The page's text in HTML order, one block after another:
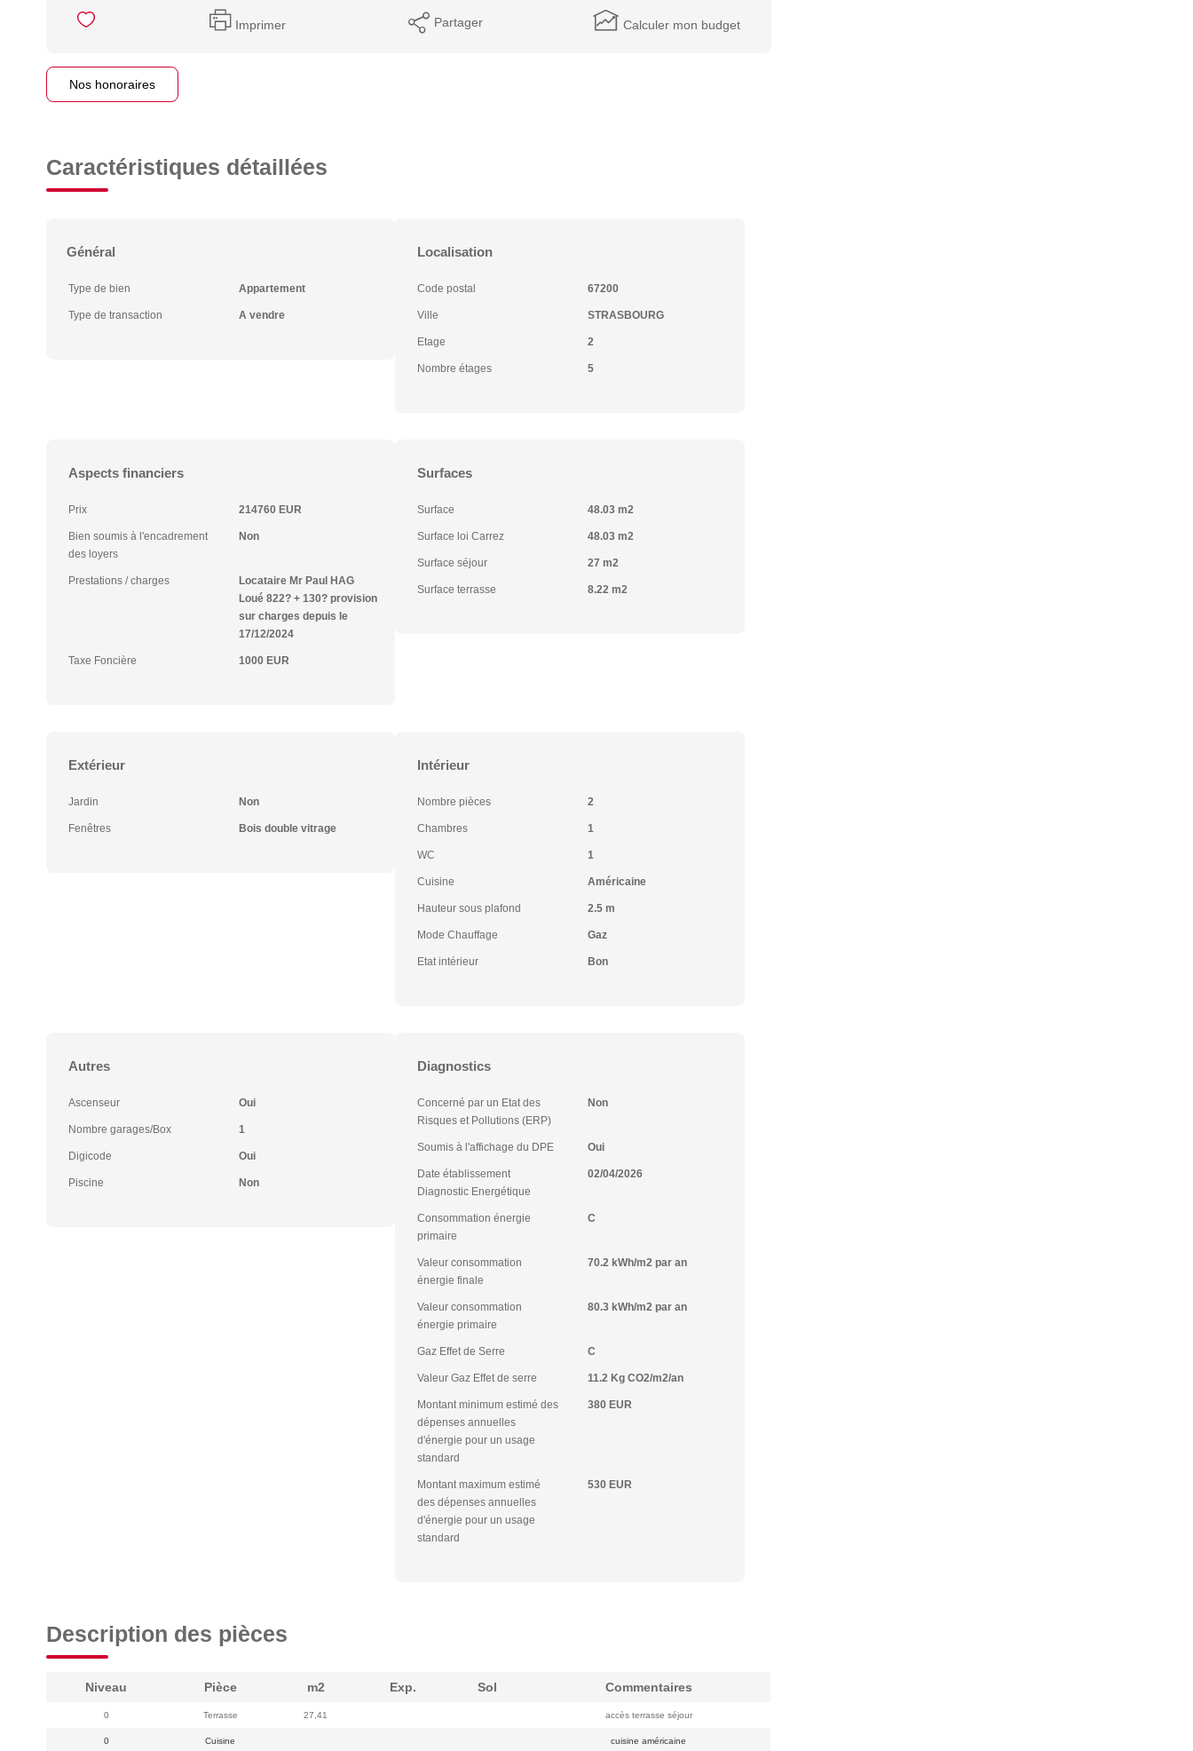
Imprimer Partager Calculer mon budget
Nos honoraires
Caractéristiques détaillées
Général
Type de bien Appartement
Type de transaction A vendre
Localisation
Code postal 67200
Ville STRASBOURG
Etage 2
Nombre étages 5
Aspects financiers
Prix 214760 EUR
Bien soumis à l'encadrement
des loyers
Non
Prestations / charges
Locataire Mr Paul HAG
Loué 822? + 130? provision
sur charges depuis le
17/12/2024
Taxe Foncière 1000 EUR
Surfaces
Surface 48.03 m2
Surface loi Carrez 48.03 m2
Surface séjour 27 m2
Surface terrasse 8.22 m2
Extérieur
Jardin Non
Fenêtres Bois double vitrage
Intérieur
Nombre pièces 2
Chambres 1
WC 1
Cuisine Américaine
Hauteur sous plafond 2.5 m
Mode Chauffage Gaz
Etat intérieur Bon
Autres
Ascenseur Oui
Nombre garages/Box 1
Digicode Oui
Piscine Non
Diagnostics
Concerné par un Etat des
Risques et Pollutions (ERP)
Non
Soumis à l'affichage du DPE Oui
Date établissement
Diagnostic Energétique
02/04/2026
Consommation énergie
primaire
C
Valeur consommation
énergie finale
70.2 kWh/m2 par an
Valeur consommation
énergie primaire
80.3 kWh/m2 par an
Gaz Effet de Serre C
Valeur Gaz Effet de serre 11.2 Kg CO2/m2/an
Montant minimum estimé des
dépenses annuelles
d'énergie pour un usage
standard
380 EUR
Montant maximum estimé
des dépenses annuelles
d'énergie pour un usage
standard
530 EUR
Description des pièces
Niveau Pièce m2 Exp. Sol Commentaires
0 Terrasse 27,41 accès terrasse séjour
0 Cuisine cuisine américaine